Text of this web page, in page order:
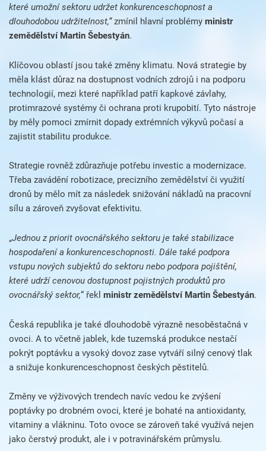
které umožní sektoru udržet konkurenceschopnost a
dlouhodobou udržitelnost,“zmínil hlavní problémy ministr
zemědělství Martin Šebestyán.
Klíčovou oblastí jsou také změny klimatu. Nová strategie by
měla klást důraz na dostupnost vodních zdrojů i na podporu
technologií, mezi které například patří kapkové závlahy,
protimrazové systémy či ochrana proti krupobití. Tyto nástroje
by měly pomoci zmírnit dopady extrémních výkyvů počasí a
zajistit stabilitu produkce.
Strategie rovněž zdůrazňuje potřebu investic a modernizace.
Třeba zavádění robotizace, precizního zemědělství či využití
dronů by mělo mít za následek snižování nákladů na pracovní
sílu a zároveň zvyšovat efektivitu.
„Jednou z priorit ovocnářského sektoru je také stabilizace
hospodaření a konkurenceschopnosti. Dále také podpora
vstupu nových subjektů do sektoru nebo podpora pojištění,
které udrží cenovou dostupnost pojistných produktů pro
ovocnářský sektor,“ řekl ministr zemědělství Martin Šebestyán.
Česká republika je také dlouhodobě výrazně nesoběstačná v
ovoci. A to včetně jablek, kde tuzemská produkce nestačí
pokrýt poptávku a vysoký dovoz zase vytváří silný cenový tlak
a snižuje konkurenceschopnost českých pěstitelů.
Změny ve výživových trendech navíc vedou ke zvýšení
poptávky po drobném ovoci, které je bohaté na antioxidanty,
vitaminy a vlákninu. Toto ovoce se zároveň také využívá nejen
jako čerstvý produkt, ale i v potravinářském průmyslu.